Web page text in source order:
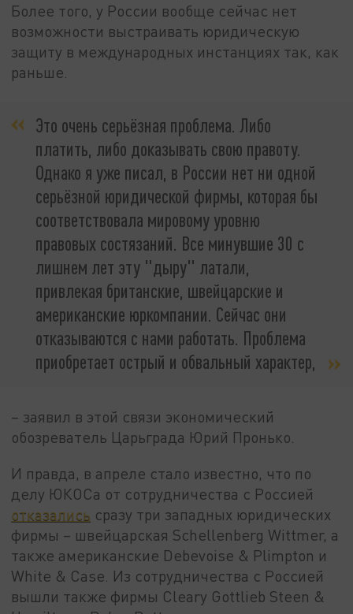
Более того, у России вообще сейчас нет
возможности выстраивать юридическую
защиту в международных инстанциях так, как
раньше.
Это очень серьёзная проблема. Либо
платить, либо доказывать свою правоту.
Однако я уже писал, в России нет ни одной
серьёзной юридической фирмы, которая бы
соответствовала мировому уровню
правовых состязаний. Все минувшие 30 с
лишнем лет эту "дыру" латали,
привлекая британские, швейцарские и
американские юркомпании. Сейчас они
отказываются с нами работать. Проблема
приобретает острый и обвальный характер,
– заявил в этой связи экономический
обозреватель Царьграда Юрий Пронько.
И правда, в апреле стало известно, что по
делу ЮКОСа от сотрудничества с Россией
отказались сразу три западных юридических
фирмы – швейцарская Schellenberg Wittmer, а
также американские Debevoise & Plimpton и
White & Case. Из сотрудничества с Россией
вышли также фирмы Cleary Gottlieb Steen &